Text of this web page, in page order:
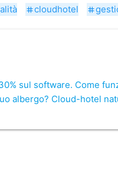
tag
tagcloudhotel
sul software. Come
albergo? Cloud-hotel